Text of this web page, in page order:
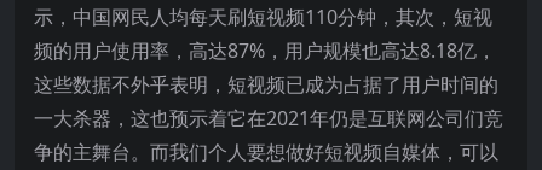
示，中国网民人均每天刷短视频110分钟，其次，短视
频的用户使用率，高达87%，用户规模也高达8.18亿，
这些数据不外乎表明，短视频已成为占据了用户时间的
一大杀器，这也预示着它在2021年仍是互联网公司们竞
争的主舞台。而我们个人要想做好短视频自媒体，可以